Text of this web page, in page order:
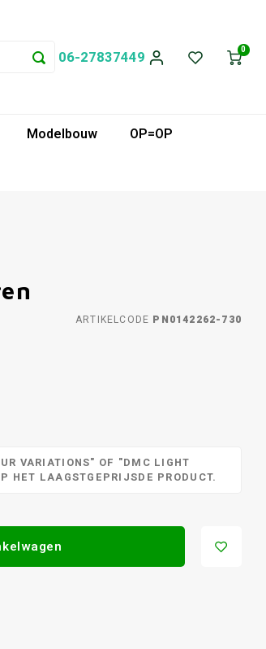
06-27837449 0
Modelbouw
OP=OP
ARTIKELCODE PN0142262-730
VARIATIONS" OF "DMC LIGHT
HET LAAGSTGEPRIJSDE PRODUCT.